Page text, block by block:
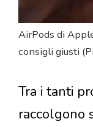
AirPods di
consigli giusti
Tra i tanti
raccolgono